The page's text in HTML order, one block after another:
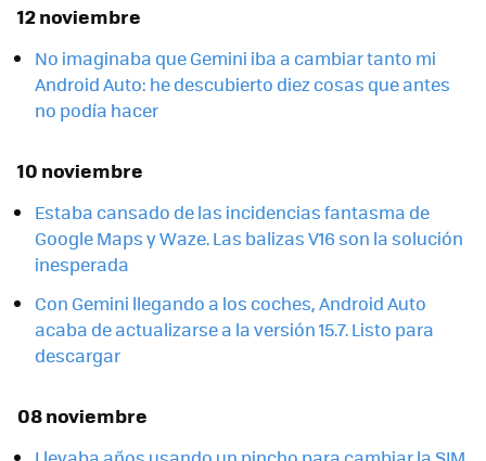
12 noviembre
No imaginaba que Gemini iba a cambiar tanto mi
Android Auto: he descubierto diez cosas que antes
no podía hacer
10 noviembre
Estaba cansado de las incidencias fantasma de
Google Maps y Waze. Las balizas V16 son la solución
inesperada
Con Gemini llegando a los coches, Android Auto
acaba de actualizarse a la versión 15.7. Listo para
descargar
08 noviembre